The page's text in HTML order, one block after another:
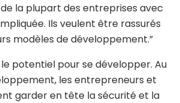
la plupart des entreprises avec
Ils veulent être rassurés
modèles de développement.”
le potentiel pour se développer. Au
les entrepreneurs et
garder en tête la sécurité et la